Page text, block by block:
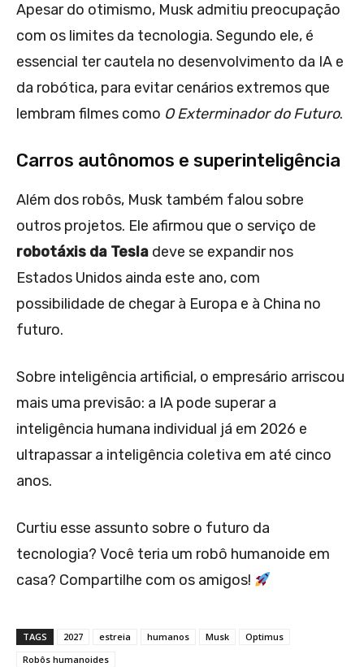
Apesar do otimismo, Musk admitiu preocupação
com os limites da tecnologia. Segundo ele, é
essencial ter cautela no desenvolvimento da IA e
da robótica, para evitar cenários extremos que
lembram filmes como O Exterminador do Futuro.
Carros autônomos e superinteligência
Além dos robôs, Musk também falou sobre
outros projetos. Ele afirmou que o serviço de
robotáxis da Tesla deve se expandir nos
Estados Unidos ainda este ano, com
possibilidade de chegar à Europa e à China no
futuro.
Sobre inteligência artificial, o empresário arriscou
mais uma previsão: a IA pode superar a
inteligência humana individual já em 2026 e
ultrapassar a inteligência coletiva em até cinco
anos.
Curtiu esse assunto sobre o futuro da
tecnologia? Você teria um robô humanoide em
casa? Compartilhe com os amigos!
TAGS 2027 estreia humanos Musk
Optimus
Robôs humanoides